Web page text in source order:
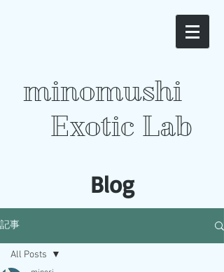
minomushi
Exotic Lab
​Blog
記事
All Posts